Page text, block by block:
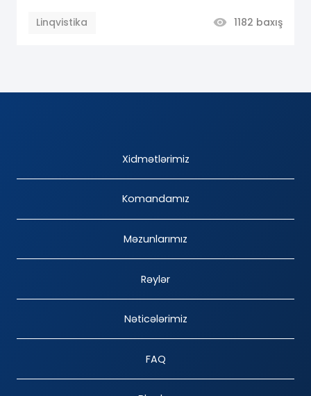
Linqvistika 1182 baxış
Xidmətlərimiz
Komandamız
Məzunlarımız
Rəylər
Nəticələrimiz
FAQ